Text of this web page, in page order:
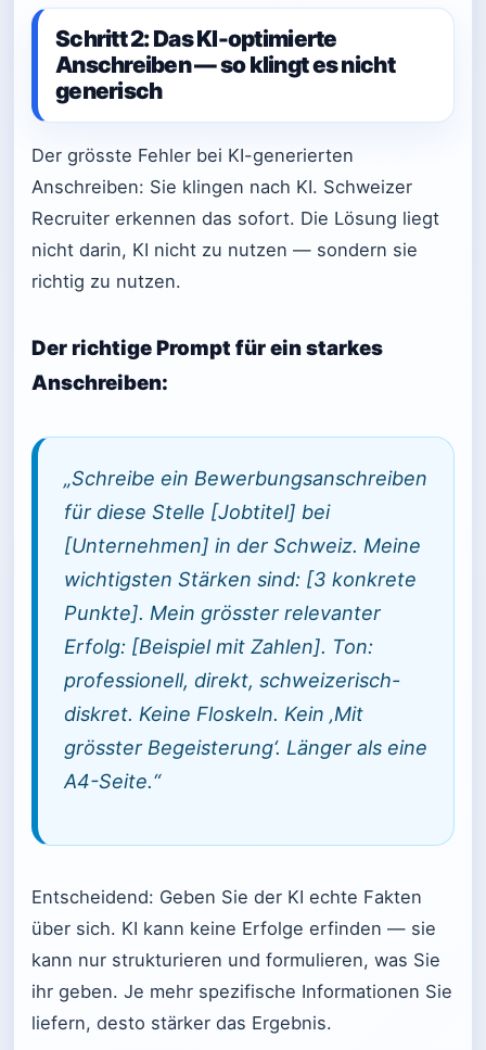
Schritt 2: Das KI-optimierte
Anschreiben — so klingt es nicht
generisch
Der grösste Fehler bei KI-generierten
Anschreiben: Sie klingen nach KI. Schweizer
Recruiter erkennen das sofort. Die Lösung liegt
nicht darin, KI nicht zu nutzen — sondern sie
richtig zu nutzen.
Der richtige Prompt für ein starkes
Anschreiben:
„Schreibe ein Bewerbungsanschreiben
für diese Stelle [Jobtitel] bei
[Unternehmen] in der Schweiz. Meine
wichtigsten Stärken sind: [3 konkrete
Punkte]. Mein grösster relevanter
Erfolg: [Beispiel mit Zahlen]. Ton:
professionell, direkt, schweizerisch-
diskret. Keine Floskeln. Kein ‚Mit
grösster Begeisterung‘. Länger als eine
A4-Seite.“
Entscheidend: Geben Sie der KI echte Fakten
über sich. KI kann keine Erfolge erfinden — sie
kann nur strukturieren und formulieren, was Sie
ihr geben. Je mehr spezifische Informationen Sie
liefern, desto stärker das Ergebnis.